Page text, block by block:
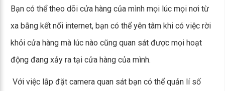
Bạn có thể theo dõi cửa hàng của mình mọi lúc mọi nơi từ
xa bằng kết nối internet, bạn có thể yên tâm khi có việc rời
khỏi cửa hàng mà lúc nào cũng quan sát được mọi hoạt
động đang xảy ra tại cửa hàng của mình.
Với việc lắp đặt camera quan sát bạn có thể quản lí số